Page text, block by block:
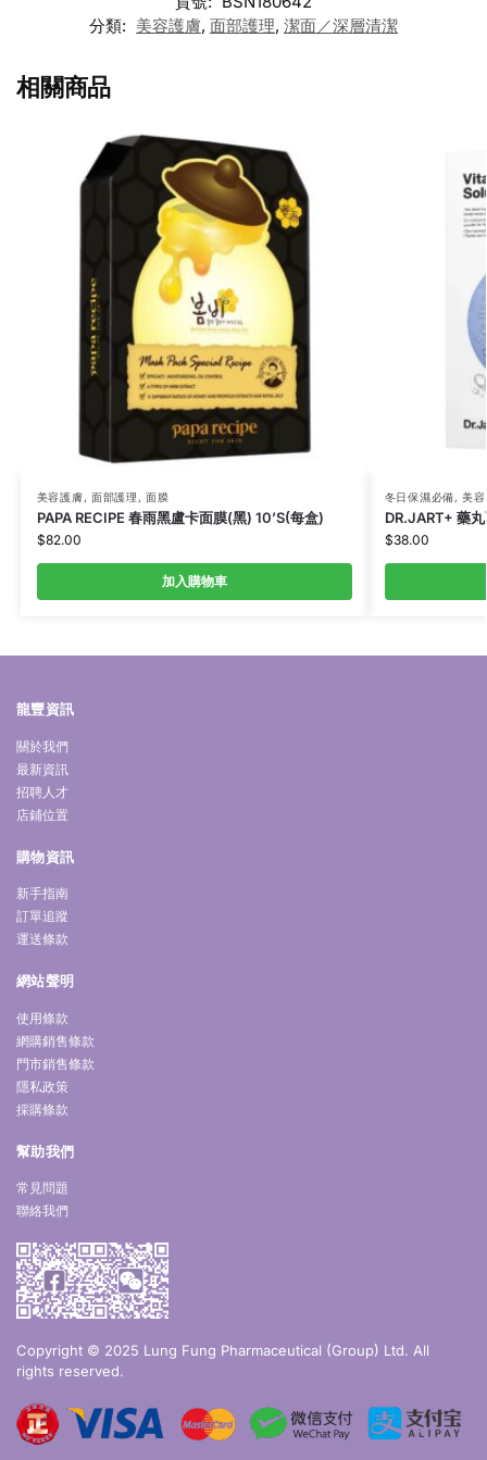
分類: 美容護膚, 面部護理, 潔面／深層清潔
相關商品
美容護膚, 面部護理 ,面膜
PAPA RECIPE 春雨黑盧卡面膜(黑) 10’S(每盒)
$82.00
加入購物車
冬日保濕必備,美
DR.JART+ 藥
$38.00
龍豐資訊
關於我們
最新資訊
招聘人才
店鋪位置
購物資訊
新手指南
訂單追蹤
運送條款
網站聲明
使用條款
網購銷售條款
門市銷售條款
隱私政策
採購條款
幫助我們
常見問題
聯絡我們
Copyright © 2025 Lung Fung Pharmaceutical (Group) Ltd. All
rights reserved.